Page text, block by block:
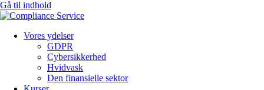
Gå til indhold
Vores ydelser
GDPR
Cybersikkerhed
Hvidvask
Den finansielle sektor